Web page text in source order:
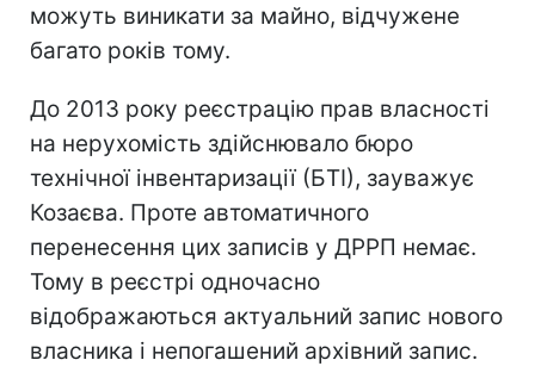
можуть виникати за майно, відчужене
багато років тому.
До 2013 року реєстрацію прав власності
на нерухомість здійснювало бюро
технічної інвентаризації (БТІ), зауважує
Козаєва. Проте автоматичного
перенесення цих записів у ДРРП немає.
Тому в реєстрі одночасно
відображаються актуальний запис нового
власника і непогашений архівний запис.